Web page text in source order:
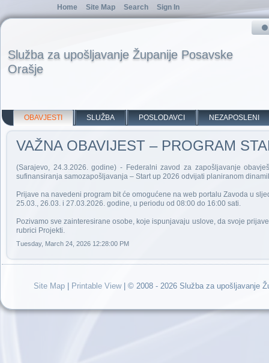
Služba za upošljavanje Županije Posavske
Orašje
OBAVJESTI SLUŽBA POSLODAVCI NEZAPOSLENI
VAŽNA OBAVIJEST – PROGRAM
(Sarajevo, 24.3.2026. godine) - Federalni zavod za zapošljavanje
sufinansiranja samozapošljavanja – Start up 2026 odvijati planiranom
Prijave na navedeni program bit će omogućene na web portalu Zavoda u
25.03., 26.03. i 27.03.2026. godine, u periodu od 08:00 do 16:00 sati.
Pozivamo sve zainteresirane osobe, koje ispunjavaju uslove, da svoje
rubrici Projekti.
Tuesday, March 24, 2026 12:28:00 PM
Site Map Printable View| © 2008 - 2026 Služba za upošljavanje
Home Site Map Search Sign In